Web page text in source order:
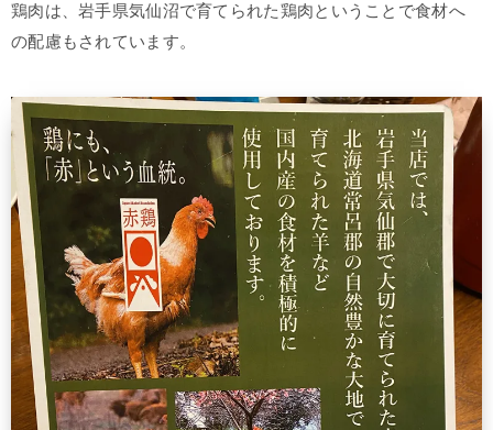
鶏肉は、岩手県気仙沼で育てられた鶏肉ということで食材へ
の配慮もされています。